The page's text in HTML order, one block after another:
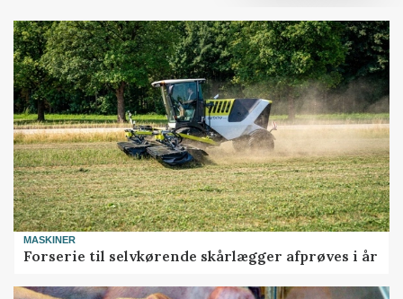
MASKINER
Forserie til selvkørende skårlægger afprøves i år